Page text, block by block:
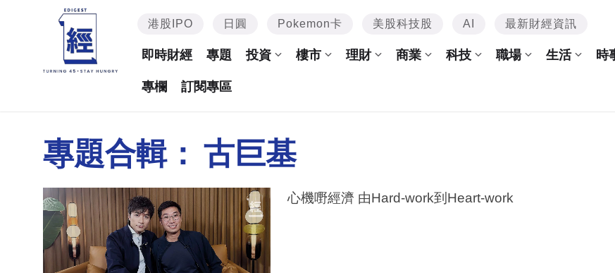
港股IPO 日圓 Pokemon卡 美股科技股 AI 最新財經資訊
即時財經 專題 投資 樓市 理財 商業 科技 職場 生活 時
專欄 訂閱專區
專題合輯： 古巨基
心機嘢經濟 由Hard-work到Heart-work